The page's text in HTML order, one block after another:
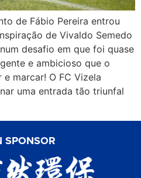
de Fábio Pereira entrou
de Vivaldo Semedo
desafio em que foi quase
e ambicioso que o
marcar! O FC Vizela
uma entrada tão triunfal
SPONSOR